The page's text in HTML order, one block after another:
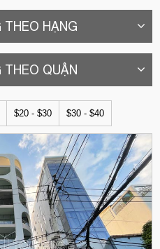
THEO HẠNG
THEO QUẬN
$20 - $30 $30 - $40